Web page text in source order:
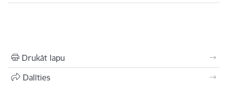
Drukāt lapu
Dalīties